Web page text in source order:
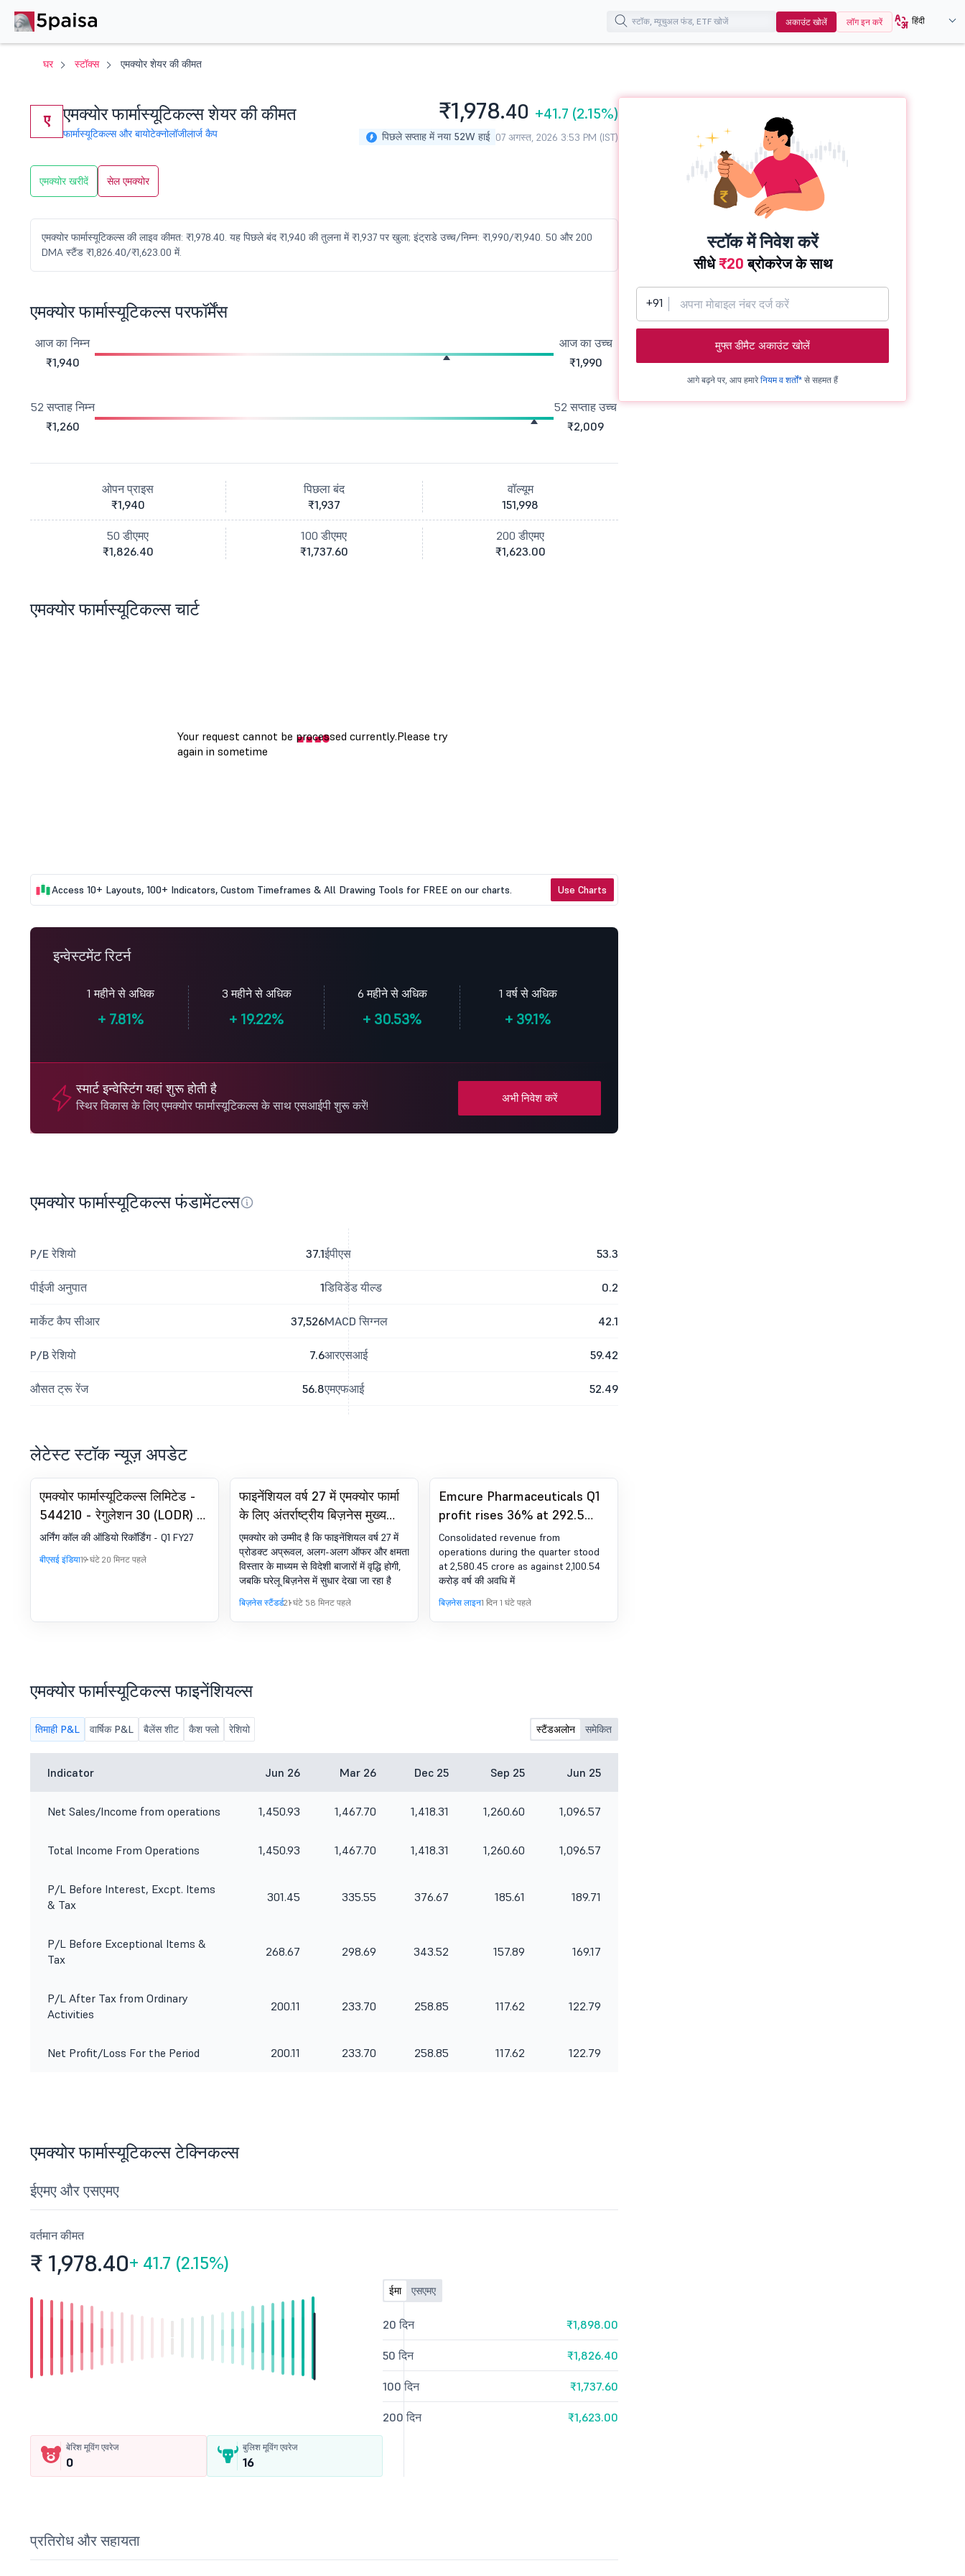
अकाउंट खोलें लॉग इन करें हिंदी
घर स्टॉक्स एमक्योर शेयर की कीमत
ए एमक्योर फार्मास्यूटिकल्स शेयर की कीमत
फार्मास्यूटिकल्स और बायोटेक्नोलॉजीलार्ज कैप
₹1,978.40 +41.7 (2.15%)
पिछले सप्ताह में नया 52W हाई 07 अगस्त, 2026 3:53 PM (IST)
एमक्योर खरीदें सेल एमक्योर
एमक्योर फार्मास्यूटिकल्स की लाइव कीमत: ₹1,978.40. यह पिछले बंद ₹1,940 की तुलना में ₹1,937 पर खुला; इंट्राडे उच्च/निम्न: ₹1,990/₹1,940. 50 और 200
DMA स्टैंड ₹1,826.40/₹1,623.00 में.
एमक्योर फार्मास्यूटिकल्स परफॉर्मेंस
आज का निम्न
₹1,940
आज का उच्च
₹1,990
52 सप्ताह निम्न
₹1,260
52 सप्ताह उच्च
₹2,009
ओपन प्राइस
₹1,940
पिछला बंद
₹1,937
वॉल्यूम
151,998
50 डीएमए
₹1,826.40
100 डीएमए
₹1,737.60
200 डीएमए
₹1,623.00
एमक्योर फार्मास्यूटिकल्स चार्ट
Access 10+ Layouts, 100+ Indicators, Custom Timeframes & All Drawing Tools for FREE on our charts. Use Charts
इन्वेस्टमेंट रिटर्न
1 महीने से अधिक
+ 7.81%
3 महीने से अधिक
+ 19.22%
6 महीने से अधिक
+ 30.53%
1 वर्ष से अधिक
+ 39.1%
स्मार्ट इन्वेस्टिंग यहां शुरू होती है
स्थिर विकास के लिए एमक्योर फार्मास्यूटिकल्स के साथ एसआईपी शुरू करें!
अभी निवेश करें
एमक्योर फार्मास्यूटिकल्स फंडामेंटल्स
P/E रेशियो 37.1
पीईजी अनुपात 1
मार्केट कैप सीआर 37,526
P/B रेशियो 7.6
औसत ट्रू रेंज 56.8
ईपीएस 53.3
डिविडेंड यील्ड 0.2
MACD सिग्नल 42.1
आरएसआई 59.42
एमएफआई 52.49
लेटेस्ट स्टॉक न्यूज़ अपडेट
एमक्योर फार्मास्यूटिकल्स लिमिटेड -
544210 - रेगुलेशन 30 (LODR) के
तहत घोषणा - एनालिस्ट/इन्वेस्टर मीट
- परिणाम
अर्निंग कॉल की ऑडियो रिकॉर्डिंग - Q1 FY27
बीएसई इंडिया19 घंटे 20 मिनट पहले
फाइनेंशियल वर्ष 27 में एमक्योर फार्मा
के लिए अंतर्राष्ट्रीय बिज़नेस मुख्य
चालक बनेगा
एमक्योर को उम्मीद है कि फाइनेंशियल वर्ष 27 में
प्रोडक्ट अप्रूवल, अलग-अलग ऑफर और क्षमता
विस्तार के माध्यम से विदेशी बाजारों में वृद्धि होगी,
जबकि घरेलू बिज़नेस में सुधार देखा जा रहा है
बिज़नेस स्टैंडर्ड21 घंटे 58 मिनट पहले
Emcure Pharmaceuticals Q1
profit rises 36% at 292.5
crore
Consolidated revenue from
operations during the quarter stood
at 2,580.45 crore as against 2,100.54
करोड़ वर्ष की अवधि में
बिज़नेस लाइन1 दिन 1 घंटे पहले
एमक्योर फार्मास्यूटिकल्स फाइनेंशियल्स
तिमाही P&L वार्षिक P&L बैलेंस शीट कैश फ्लो रेशियो स्टैंडअलोन समेकित
Indicator Jun 26 Mar 26 Dec 25 Sep 25 Jun 25
Net Sales/Income from operations 1,450.93 1,467.70 1,418.31 1,260.60 1,096.57
Total Income From Operations 1,450.93 1,467.70 1,418.31 1,260.60 1,096.57
P/L Before Interest, Excpt. Items
& Tax
301.45 335.55 376.67 185.61 189.71
P/L Before Exceptional Items &
Tax
268.67 298.69 343.52 157.89 169.17
P/L After Tax from Ordinary
Activities
200.11 233.70 258.85 117.62 122.79
Net Profit/Loss For the Period 200.11 233.70 258.85 117.62 122.79
एमक्योर फार्मास्यूटिकल्स टेक्निकल्स
ईएमए और एसएमए
वर्तमान कीमत
₹ 1,978.40+ 41.7 (2.15%)
बेरिश मूविंग एवरेज
0
बुलिश मूविंग एवरेज
16
ईमा एसएमए
20 दिन ₹1,898.00
50 दिन ₹1,826.40
100 दिन ₹1,737.60
200 दिन ₹1,623.00
प्रतिरोध और सहायता
स्टॉक में निवेश करें
सीधे₹20ब्रोकरेज के साथ
+91
मुफ्त डीमैट अकाउंट खोलें
आगे बढ़ने पर, आप हमारेनियम व शर्तों* से सहमत हैं